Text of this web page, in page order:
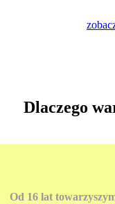
Dlaczego
Od 16 lat